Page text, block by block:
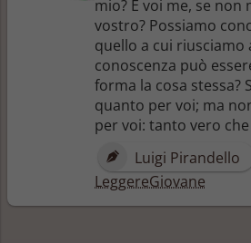
mio? E voi me, se
vostro? Possiamo
quello a cui riusciamo
conoscenza può
forma la cosa stessa?
quanto per voi; ma
per voi: tanto vero
Luigi Pirandello
LeggereGiovane